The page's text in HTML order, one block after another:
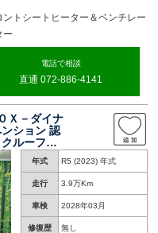
トシートヒーター＆ベンチレー
ー
電話で相談
直通 072-886-4141
Ｘ－ダイナ
ション 認
クルーフ
純正１９
スプレ
年式 R5 (2023) 年式
走行 3.9万Km
車検 2028年03月
修復歴 無し